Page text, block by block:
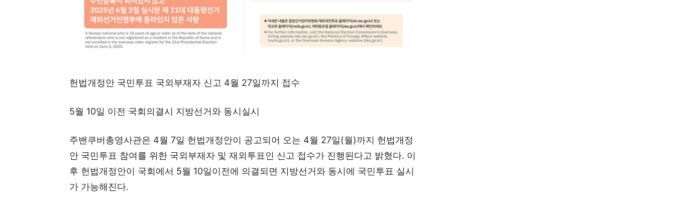
헌법개정안 국민투표 국외부재자 신고 4월 27일까지 접수
5월 10일 이전 국회의결시 지방선거와 동시실시
주밴쿠버총영사관은 4월 7일 헌법개정안이 공고되어 오는 4월 27일(월)까지 헌법개정
안 국민투표 참여를 위한 국외부재자 및 재외투표인 신고 접수가 진행된다고 밝혔다. 이
후 헌법개정안이 국회에서 5월 10일이전에 의결되면 지방선거와 동시에 국민투표 실시
가 가능해진다.